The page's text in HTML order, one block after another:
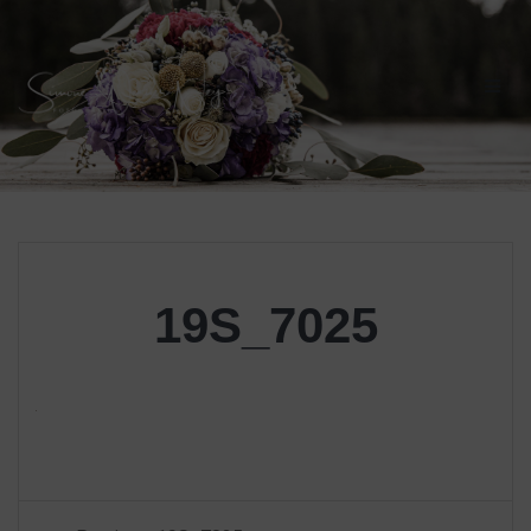
Skip
to
content
19S_7025